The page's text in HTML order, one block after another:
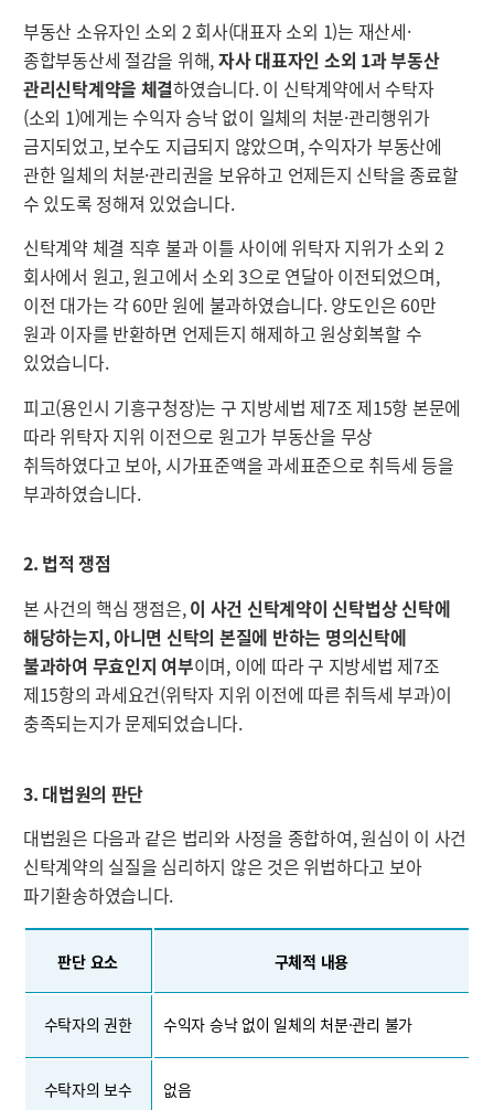
부동산 소유자인 소외 2 회사(대표자 소외 1)는 재산세·
종합부동산세 절감을 위해,자사 대표자인 소외 1과 부동산
관리신탁계약을 체결하였습니다. 이 신탁계약에서 수탁자
(소외 1)에게는 수익자 승낙 없이 일체의 처분·관리행위가
금지되었고, 보수도 지급되지 않았으며, 수익자가 부동산에
관한 일체의 처분·관리권을 보유하고 언제든지 신탁을 종료할
수 있도록 정해져 있었습니다.
신탁계약 체결 직후 불과 이틀 사이에 위탁자 지위가 소외 2
회사에서 원고, 원고에서 소외 3으로 연달아 이전되었으며,
이전 대가는 각 60만 원에 불과하였습니다. 양도인은 60만
원과 이자를 반환하면 언제든지 해제하고 원상회복할 수
있었습니다.
피고(용인시 기흥구청장)는 구 지방세법 제7조 제15항 본문에
따라 위탁자 지위 이전으로 원고가 부동산을 무상
취득하였다고 보아, 시가표준액을 과세표준으로 취득세 등을
부과하였습니다.
2. 법적 쟁점
본 사건의 핵심 쟁점은,이 사건 신탁계약이 신탁법상 신탁에
해당하는지, 아니면 신탁의 본질에 반하는 명의신탁에
불과하여 무효인지 여부이며, 이에 따라 구 지방세법 제7조
제15항의 과세요건(위탁자 지위 이전에 따른 취득세 부과)이
충족되는지가 문제되었습니다.
3. 대법원의 판단
대법원은 다음과 같은 법리와 사정을 종합하여, 원심이 이 사건
신탁계약의 실질을 심리하지 않은 것은 위법하다고 보아
파기환송하였습니다.
판단 요소 구체적 내용
수탁자의 권한 수익자 승낙 없이 일체의 처분·관리 불가
수탁자의 보수 없음